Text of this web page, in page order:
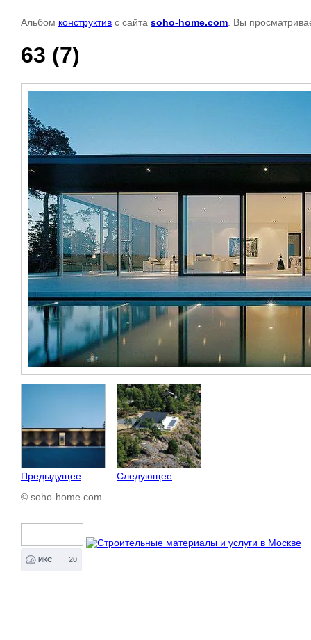
Альбом конструктив с сайта soho-home.com . Вы
63 (7)
Предыдущее
Следующее
© soho-home.com
ИКС 20